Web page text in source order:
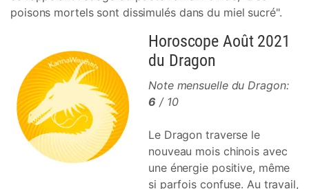
poisons mortels sont dissimulés dans du miel sucré".
Horoscope Août 2021
du Dragon
Note mensuelle du Dragon:
6 / 10
Le Dragon traverse le
nouveau mois chinois avec
une énergie positive, même
si parfois confuse. Au travail,